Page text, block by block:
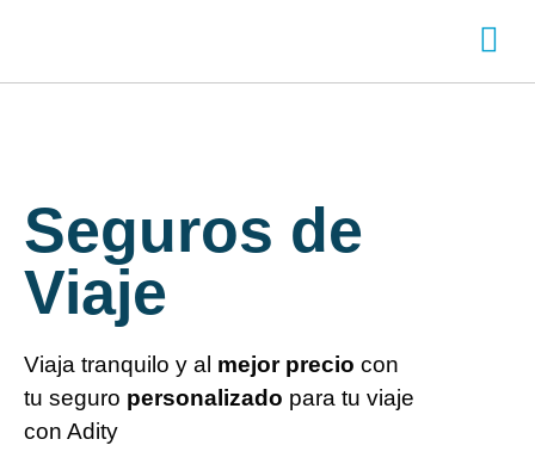
Seguros de
Viaje
Viaja tranquilo y al mejor precio con
tu seguro personalizado para tu viaje
con Adity